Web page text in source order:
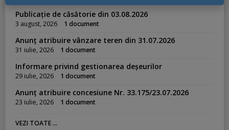
Publicație de căsătorie din 03.08.2026
3 august, 2026 1 document
Anunț atribuire vânzare teren din 31.07.2026
31 iulie, 2026 1 document
Informare privind gestionarea deșeurilor
29 iulie, 2026 1 document
Anunț atribuire concesiune Nr. 33.175/23.07.2026
23 iulie, 2026 1 document
VEZI TOATE ...